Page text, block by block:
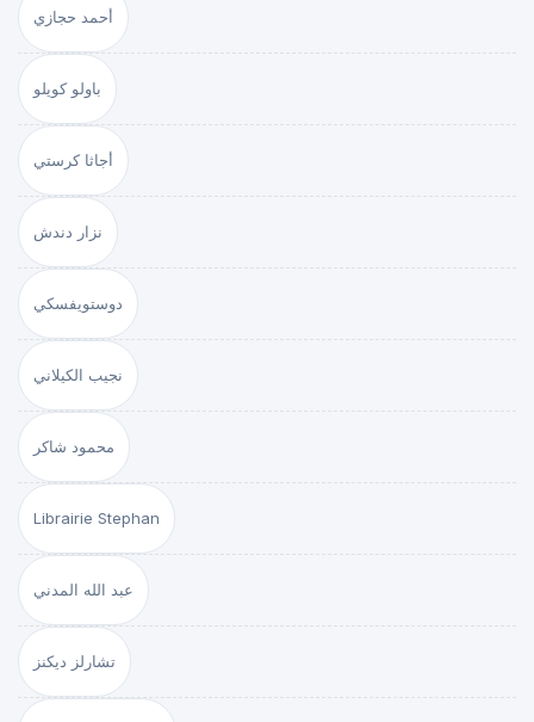
أحمد حجازي
باولو كويلو
أجاثا كرستي
نزار دندش
دوستويفسكي
نجيب الكيلاني
محمود شاكر
Librairie Stephan
عبد الله المدني
تشارلز ديكنز